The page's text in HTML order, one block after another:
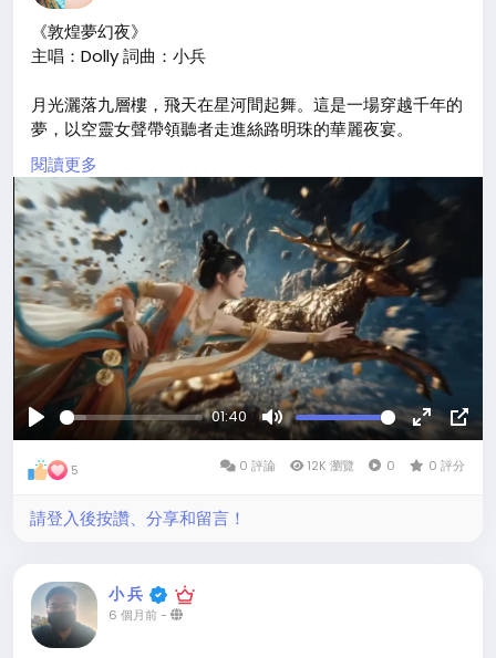
《敦煌夢幻夜》
主唱：Dolly 詞曲：小兵
月光灑落九層樓，飛天在星河間起舞。這是一場穿越千年的
夢，以空靈女聲帶領聽者走進絲路明珠的華麗夜宴。
琵琶聲聲、衣帶飄揚，每一粒沙都在訴說從前的故事。夢境
與現實交織，一眼便是千年。
#敦煌 #世界音樂#空靈女聲#史詩#夢幻#飛天
閱讀更多
玩
01:40
沉
默
全
螢
畫
中
5 0 評論 12K 瀏覽 0 0 評分
請登入後按讚、分享和留言！
小 兵
6 個月前-